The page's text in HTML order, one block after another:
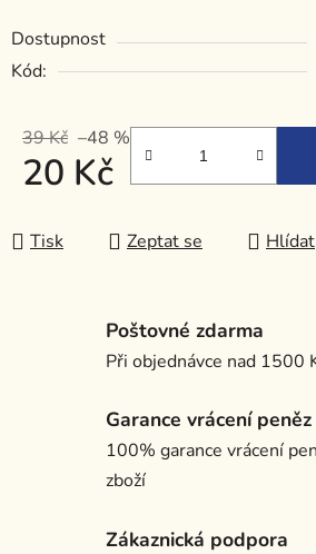
Dostupnost
Kód:
39 Kč –48 %
20 Kč
Tisk Zeptat se Hlídat
Poštovné zdarma
Při objednávce nad 1500
Garance vrácení peněz
100% garance vrácení
zboží
Zákaznická podpora